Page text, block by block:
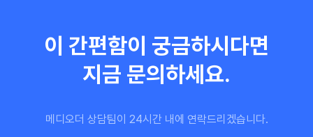
이 간편함이 궁금하시다면
지금 문의하세요.
메디오더 상담팀이 24시간 내에 연락드리겠습니다.